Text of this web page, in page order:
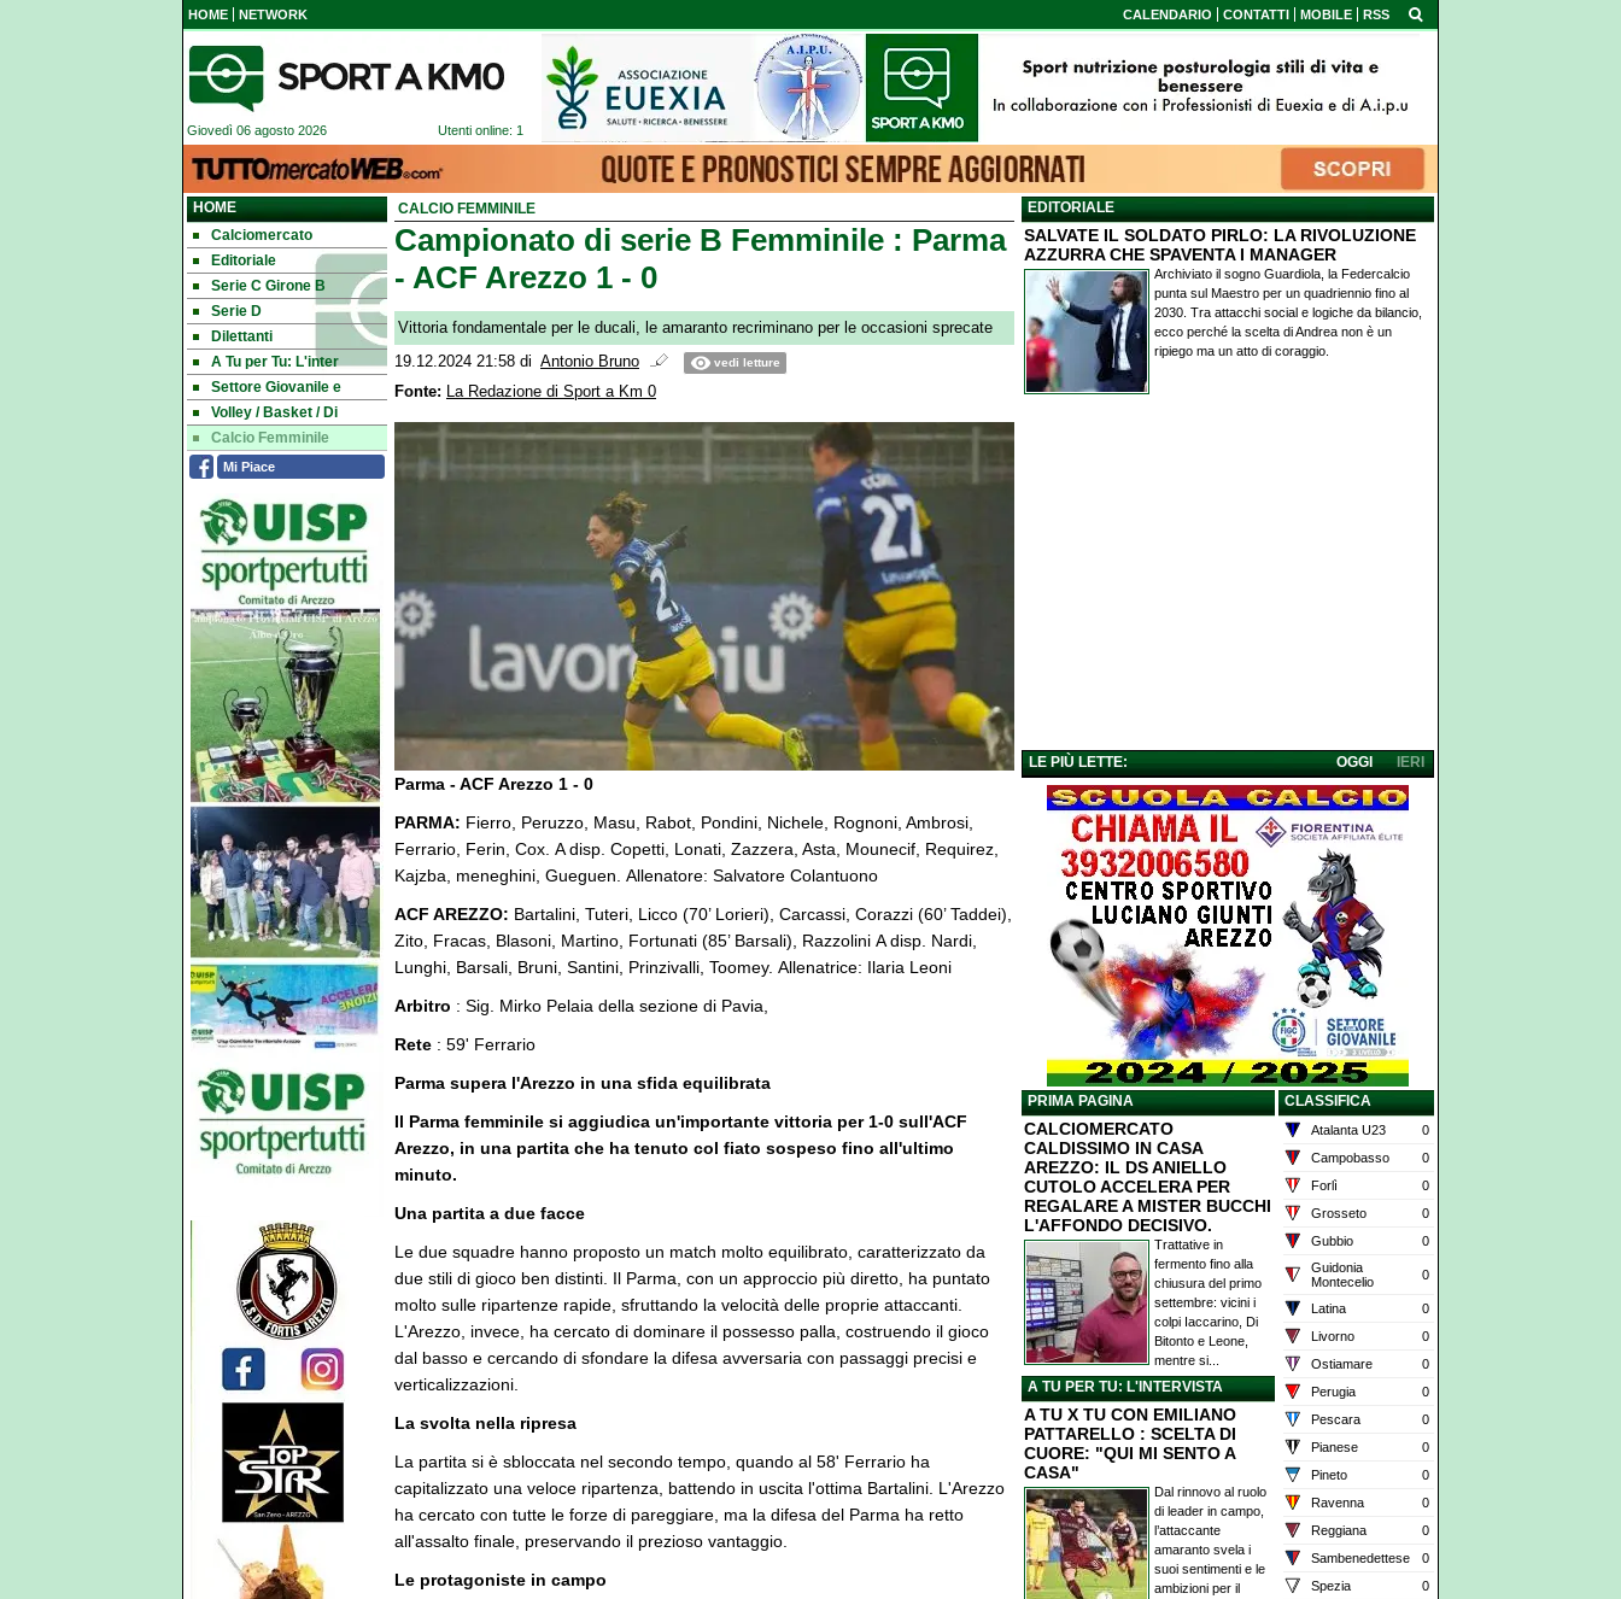
HOME NETWORK CALENDARIO CONTATTI MOBILE RSS
Giovedì 06 agosto 2026 Utenti online: 1
HOME
Calciomercato
Editoriale
Serie C Girone B
Serie D
Dilettanti
A Tu per Tu: L'inter
Settore Giovanile e
Volley / Basket / Di
Calcio Femminile
Mi Piace
CALCIO FEMMINILE
Campionato di serie B Femminile : Parma
- ACF Arezzo 1 - 0
Vittoria fondamentale per le ducali, le amaranto recriminano per le occasioni sprecate
19.12.2024 21:58 di Antonio Bruno vedi letture
Fonte: La Redazione di Sport a Km 0
Parma - ACF Arezzo 1 - 0
PARMA: Fierro, Peruzzo, Masu, Rabot, Pondini, Nichele, Rognoni, Ambrosi,
Ferrario, Ferin, Cox. A disp. Copetti, Lonati, Zazzera, Asta, Mounecif, Requirez,
Kajzba, meneghini, Gueguen. Allenatore: Salvatore Colantuono
ACF AREZZO: Bartalini, Tuteri, Licco (70’ Lorieri), Carcassi, Corazzi (60’ Taddei),
Zito, Fracas, Blasoni, Martino, Fortunati (85’ Barsali), Razzolini A disp. Nardi,
Lunghi, Barsali, Bruni, Santini, Prinzivalli, Toomey. Allenatrice: Ilaria Leoni
Arbitro : Sig. Mirko Pelaia della sezione di Pavia,
Rete : 59' Ferrario
Parma supera l'Arezzo in una sfida equilibrata
Il Parma femminile si aggiudica un'importante vittoria per 1-0 sull'ACF
Arezzo, in una partita che ha tenuto col fiato sospeso fino all'ultimo
minuto.
Una partita a due facce
Le due squadre hanno proposto un match molto equilibrato, caratterizzato da
due stili di gioco ben distinti. Il Parma, con un approccio più diretto, ha puntato
molto sulle ripartenze rapide, sfruttando la velocità delle proprie attaccanti.
L'Arezzo, invece, ha cercato di dominare il possesso palla, costruendo il gioco
dal basso e cercando di sfondare la difesa avversaria con passaggi precisi e
verticalizzazioni.
La svolta nella ripresa
La partita si è sbloccata nel secondo tempo, quando al 58' Ferrario ha
capitalizzato una veloce ripartenza, battendo in uscita l'ottima Bartalini. L'Arezzo
ha cercato con tutte le forze di pareggiare, ma la difesa del Parma ha retto
all'assalto finale, preservando il prezioso vantaggio.
Le protagoniste in campo
EDITORIALE
SALVATE IL SOLDATO PIRLO: LA RIVOLUZIONE
AZZURRA CHE SPAVENTA I MANAGER
Archiviato il sogno Guardiola, la Federcalcio
punta sul Maestro per un quadriennio fino al
2030. Tra attacchi social e logiche da bilancio,
ecco perché la scelta di Andrea non è un
ripiego ma un atto di coraggio.
LE PIÙ LETTE: IERI
OGGI
PRIMA PAGINA
CALCIOMERCATO
CALDISSIMO IN CASA
AREZZO: IL DS ANIELLO
CUTOLO ACCELERA PER
REGALARE A MISTER BUCCHI
L'AFFONDO DECISIVO.
Trattative in
fermento fino alla
chiusura del primo
settembre: vicini i
colpi Iaccarino, Di
Bitonto e Leone,
mentre si...
A TU PER TU: L'INTERVISTA
A TU X TU CON EMILIANO
PATTARELLO : SCELTA DI
CUORE: "QUI MI SENTO A
CASA"
Dal rinnovo al ruolo
di leader in campo,
l’attaccante
amaranto svela i
suoi sentimenti e le
ambizioni per il
CLASSIFICA
Atalanta U23
0
Campobasso
0
Forlì
0
Grosseto
0
Gubbio
0
Guidonia
Montecelio
0
Latina
0
Livorno
0
Ostiamare
0
Perugia
0
Pescara
0
Pianese
0
Pineto
0
Ravenna
0
Reggiana
0
Sambenedettese
0
Spezia
0